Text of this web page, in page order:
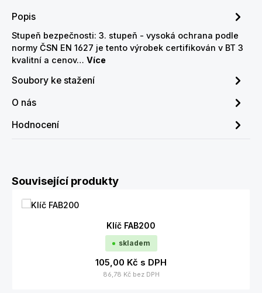
Popis
Stupeň bezpečnosti: 3. stupeň - vysoká ochrana podle
normy ČSN EN 1627 je tento výrobek certifikován v BT 3
kvalitní a cenov… Více
Soubory ke stažení
O nás
Hodnocení
Přeskočit galerii produktů
Související produkty
Klíč FAB200
skladem
105,00 Kč s DPH
86,78 Kč bez DPH